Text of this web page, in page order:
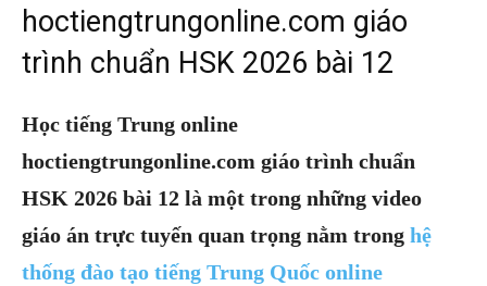
hoctiengtrungonline.com giáo
trình chuẩn HSK 2026 bài 12
Học tiếng Trung online
hoctiengtrungonline.com giáo trình chuẩn
HSK 2026 bài 12 là một trong những video
giáo án trực tuyến quan trọng nằm trong hệ
thống đào tạo tiếng Trung Quốc online